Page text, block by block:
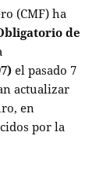
(CMF) ha
de
el pasado 7
actualizar
en
por la
del SOAP tras